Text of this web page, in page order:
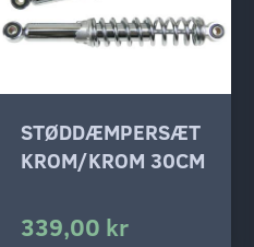
STØDDÆMPERSÆT
KROM/KROM 30CM
339,00 kr